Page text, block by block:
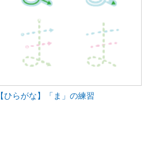
【ひらがな】「ま」の練習